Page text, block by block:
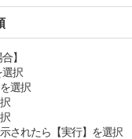
】
選択
選択
されたら【実行】を選択